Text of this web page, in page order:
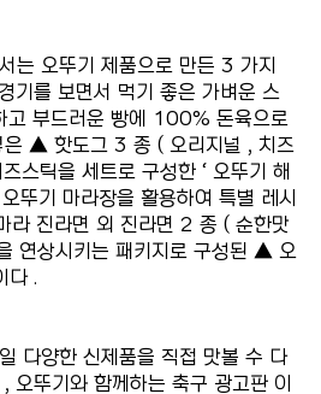
는 오뚜기 제품으로 만든 3 가지
기를 보면서 먹기 좋은 가벼운 스
고 부드러운 빵에 100% 돈육으로
은 ▲ 핫도그 3 종 ( 오리지널 , 치즈
스틱을 세트로 구성한 ‘ 오뚜기 해
뚜기 마라장을 활용하여 특별 레시
라 진라면 외 진라면 2 종 ( 순한맛
연상시키는 패키지로 구성된 ▲ 오
.
다양한 신제품을 직접 맛볼 수 다
오뚜기와 함께하는 축구 광고판 이